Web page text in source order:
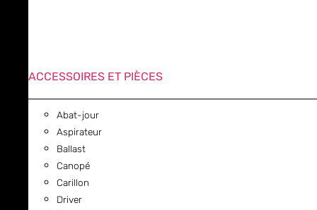
ACCESSOIRES ET PIÈCES
Abat-jour
Aspirateur
Ballast
Canopé
Carillon
Driver